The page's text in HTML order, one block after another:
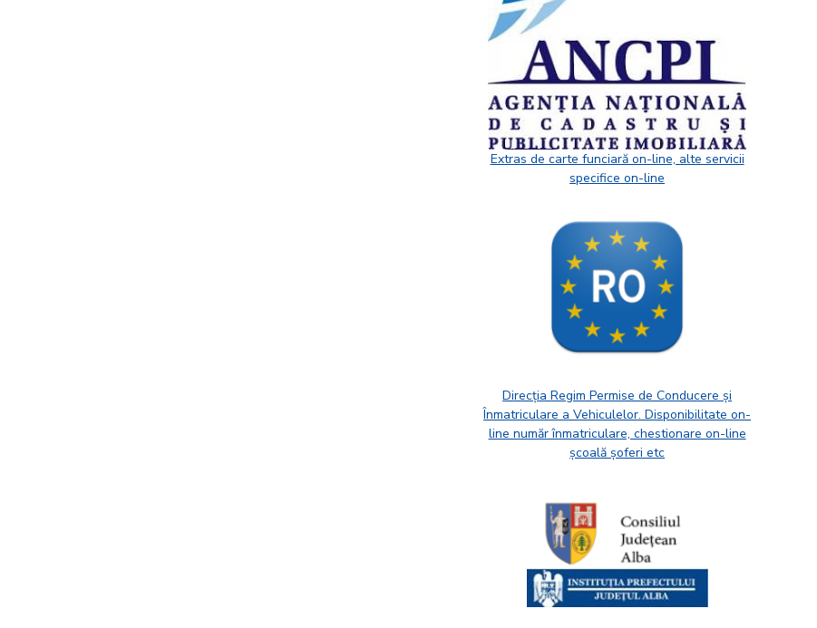
Extras de carte funciară on-line, alte servicii
specifice on-line
Direcția Regim Permise de Conducere și
Înmatriculare a Vehiculelor. Disponibilitate on-
line număr înmatriculare, chestionare on-line
școală șoferi etc